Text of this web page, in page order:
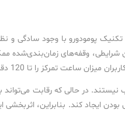
پومودورو با وجود سادگی و
شرایطی، وقفه‌های زمان‌بندی‌شده
معادل 2 ساعت با قابلیت تنظیم ایجاد کنم.
نیستند. در حالی که رقابت
ایجاد کند. بنابراین، اثربخشی